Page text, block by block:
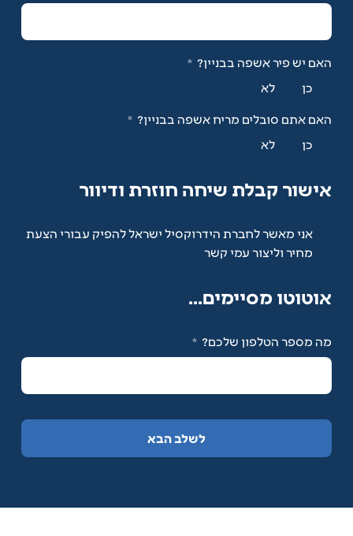
האם יש פיר אשפה בבניין?
כן
לא
האם אתם סובלים מריח אשפה בבניין?
כן
לא
אישור קבלת שיחה חוזרת ודיוור
אישור קבלת שיחה חוזרת ודיוור
אני מאשר לחברת הידרוקסיל ישראל להפיק עבורי הצעת
מחיר וליצור עמי קשר
אוטוטו מסיימים...
מה מספר הטלפון שלכם?
לשלב הבא